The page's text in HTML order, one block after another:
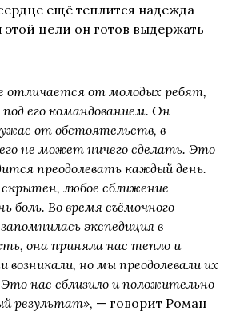
ещё теплится надежда
цели он готов выдержать
отличается от молодых ребят,
его командованием. Он
от обстоятельств, в
не может ничего сделать. Это
преодолевать каждый день.
любое сближение
боль. Во время съёмочного
экспедиция в
она приняла нас тепло и
но мы преодолевали их
нас сблизило и положительно
результат», — говорит Роман